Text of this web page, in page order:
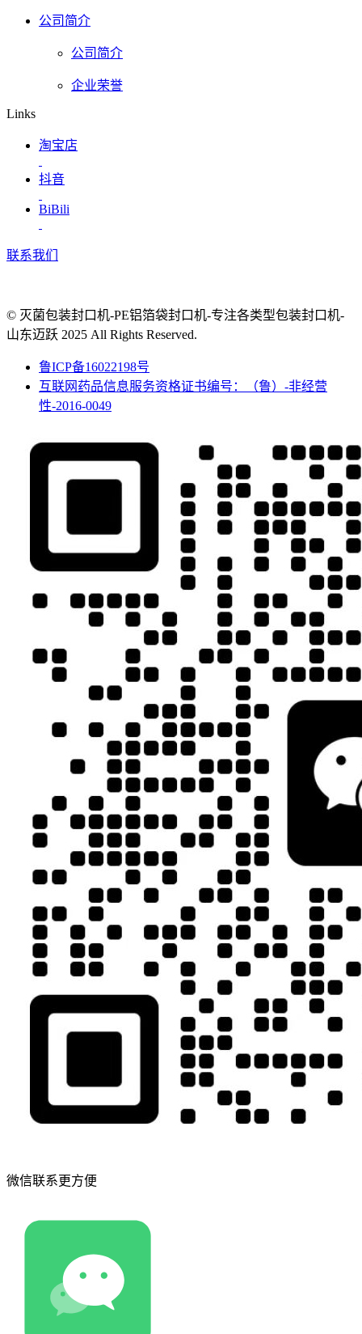
公司简介
公司简介
企业荣誉
Links
淘宝店
抖音
BiBili
联系我们
© 灭菌包装封口机-PE铝箔袋封口机-专注各类型包装封口机-
山东迈跃 2025 All Rights Reserved.
鲁ICP备16022198号
互联网药品信息服务资格证书编号：（鲁）-非经营
性-2016-0049
微信联系更方便